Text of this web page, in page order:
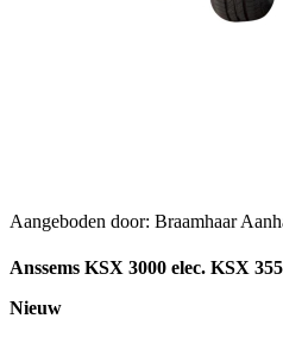
Aangeboden door: Braamhaar
Anssems KSX 3000 elec. KSX
Nieuw